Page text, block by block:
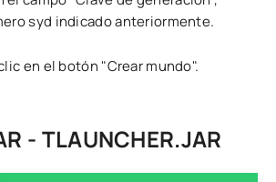
syd indicado anteriormente.
en el botón "Crear mundo".
- TLAUNCHER.JAR